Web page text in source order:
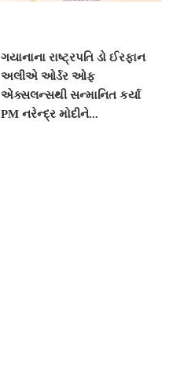
ગયાનાના રાષ્ટ્રપતિ ડો ઈરફાન
અલીએ ઓર્ડર ઓફ
એક્સલન્સથી સન્માનિત કર્યા
PM નરેન્દ્ર મોદીને...